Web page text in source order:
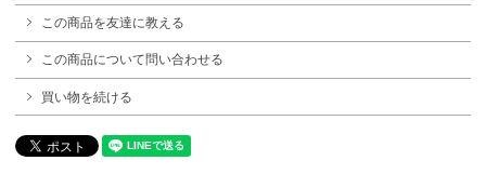
この商品を友達に教える
この商品について問い合わせる
買い物を続ける